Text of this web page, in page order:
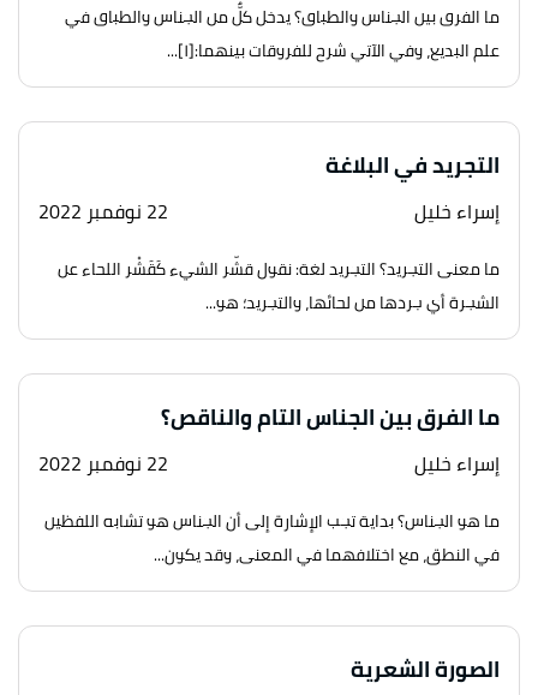
ما الفرق بين الجناس والطباق؟ يدخل كلٌّ من الجناس والطباق في
علم البديع، وفي الآتي شرح للفروقات بينهما:[١]...
التجريد في البلاغة
إسراء خليل 22 نوفمبر 2022
ما معنى التجريد؟ التجريد لغة: نقول قشّر الشيء كَقَشْر اللحاء عن
الشجرة أي جردها من لحائها، والتجريد؛ هو...
ما الفرق بين الجناس التام والناقص؟
إسراء خليل 22 نوفمبر 2022
ما هو الجناس؟ بداية تجب الإشارة إلى أن الجناس هو تشابه اللفظين
في النطق، مع اختلافهما في المعنى، وقد يكون...
الصورة الشعرية